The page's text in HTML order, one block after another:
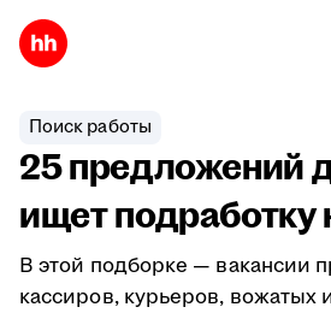
Поиск работы
25 предложений
ищет подработку
В этой подборке — вакансии
кассиров, курьеров, вожатых